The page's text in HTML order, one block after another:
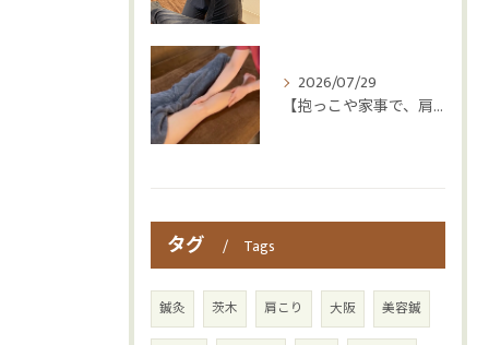
2026/07/29
【抱っこや家事で、肩・腰つらくなっていませんか？👶💦】
タグ Tags
鍼灸 茨木 肩こり 大阪 美容鍼